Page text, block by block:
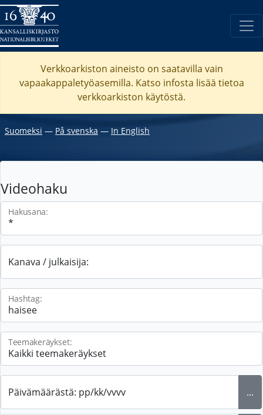
Verkkoarkiston aineisto on saatavilla vain
vapaakappaletyöasemilla. Katso infosta lisää tietoa
verkkoarkiston käytöstä.
Suomeksi ― På svenska ― In English
Videohaku
Hakusana:
Kanava / julkaisija:
Hashtag:
Teemakeräykset:
Päivämäärästä: pp/kk/vvvv ...